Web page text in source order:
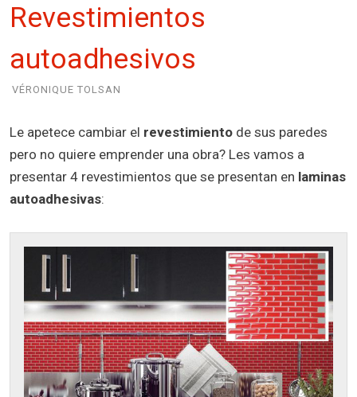
Revestimientos
autoadhesivos
VÉRONIQUE TOLSAN
Le apetece cambiar el revestimiento de sus paredes
pero no quiere emprender una obra? Les vamos a
presentar 4 revestimientos que se presentan en laminas
autoadhesivas: